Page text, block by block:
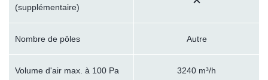
(supplémentaire)
Nombre de pôles Autre
Volume d'air max. à 100 Pa 3240 m³/h